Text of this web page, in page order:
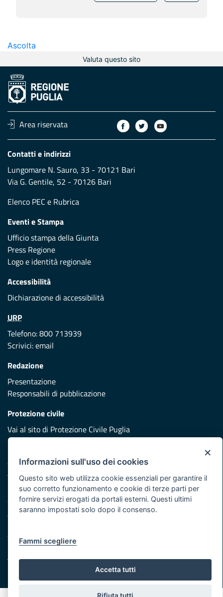
Ascolta
Valuta questo sito
Area riservata
Contatti e indirizzi
Lungomare N. Sauro, 33 - 70121 Bari
Via G. Gentile, 52 - 70126 Bari
Elenco PEC e Rubrica
Eventi e Stampa
Ufficio stampa della Giunta
Press Regione
Logo e identità regionale
Accessibilità
Dichiarazione di accessibilità
URP
Telefono: 800 713939
Scrivici:email
Redazione
Presentazione
Responsabili di pubblicazione
Protezione civile
Vai al sito di Protezione Civile Puglia
Iniziativa finanziata con risorse del POR Puglia 2014/2020 -
Asse XI
Note legali
Cookie e privacy
Atti di notifica
Servizi Intranet
© Regione Puglia
×
Informazioni sull'uso dei cookies
Questo sito web utilizza cookie essenziali per garantire il
suo corretto funzionamento e cookie di terze parti per
fornire servizi erogati da portali esterni. Questi ultimi
saranno impostati solo dopo il consenso.
Fammi scegliere
Accetta tutti